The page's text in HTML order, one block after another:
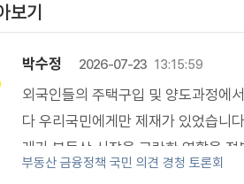
보기
박수정 2026-07-23 13:15:59
외국인들의 주택구입 및 양도과정에
다 우리국민에게만 제재가 있었습니
래가 부동산 시장을 교란한 역할을
책만으로 일관합니다 오늘 정책토론
부동산 금융정책 국민 의견 경청 토론회